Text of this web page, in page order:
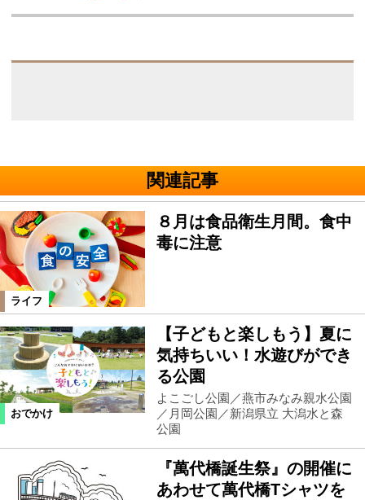
関連記事
ライフ
８月は食品衛生月間。食中
毒に注意
おでかけ
【子どもと楽しもう】夏に
気持ちいい！水遊びができ
る公園
よこごし公園／燕市みなみ親水公園
／月岡公園／新潟県立 大潟水と森
公園
『萬代橋誕生祭』の開催に
あわせて萬代橋Tシャツを